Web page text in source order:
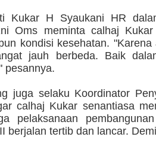
Kukar H Syaukani HR
Oms meminta calhaj
kondisi kesehatan.
jauh berbeda. Baik
pesannya.
juga selaku Koordinator
calhaj Kukar senantiasa
pelaksanaan
berjalan tertib dan lancar.